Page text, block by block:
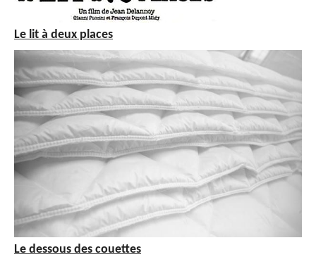
Le lit à deux places
Le dessous des couettes